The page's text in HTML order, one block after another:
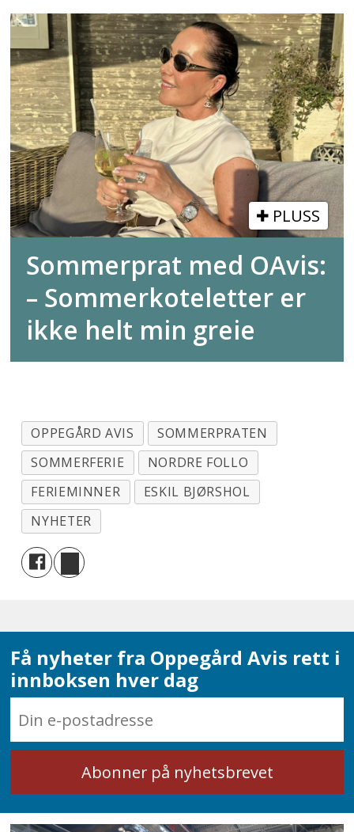
PLUSS
Sommerprat med OAvis:
– Sommerkoteletter er
ikke helt min greie
OPPEGÅRD AVIS
SOMMERPRATEN
SOMMERFERIE
NORDRE FOLLO
FERIEMINNER
ESKIL BJØRSHOL
NYHETER
Få nyheter fra Oppegård Avis rett i
innboksen hver dag